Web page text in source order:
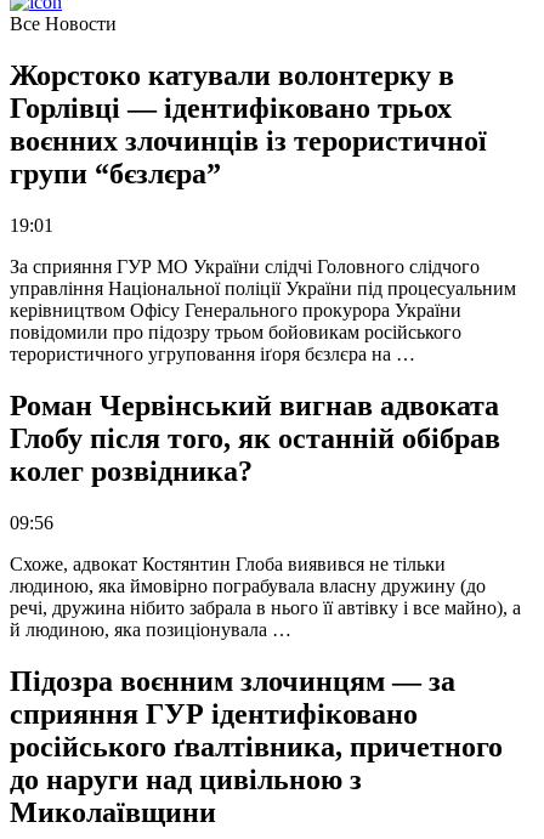
Все Новости
Жорстоко катували волонтерку в
Горлівці — ідентифіковано трьох
воєнних злочинців із терористичної
групи “бєзлєра”
19:01
За сприяння ГУР МО України слідчі Головного слідчого
управління Національної поліції України під процесуальним
керівництвом Офісу Генерального прокурора України
повідомили про підозру трьом бойовикам російського
терористичного угруповання іґоря бєзлєра на …
Роман Червінський вигнав адвоката
Глобу після того, як останній обібрав
колег розвідника?
09:56
Схоже, адвокат Костянтин Глоба виявився не тільки
людиною, яка ймовірно пограбувала власну дружину (до
речі, дружина нібито забрала в нього її автівку і все майно), а
й людиною, яка позиціонувала …
Підозра воєнним злочинцям — за
сприяння ГУР ідентифіковано
російського ґвалтівника, причетного
до наруги над цивільною з
Миколаївщини